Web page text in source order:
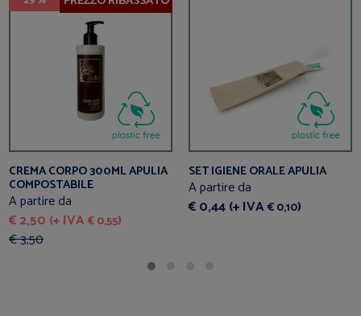
CREMA CORPO 300ML APULIA
COMPOSTABILE
A partire da
€ 2,50 (+ IVA€ 0,55)
€ 3,50
SET IGIENE ORALE APULIA
A partire da
€ 0,44 (+ IVA€ 0,10)